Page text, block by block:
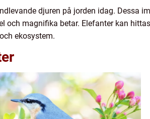
djuren på jorden idag. Dessa
och magnifika betar. Elefanter kan
ekosystem.